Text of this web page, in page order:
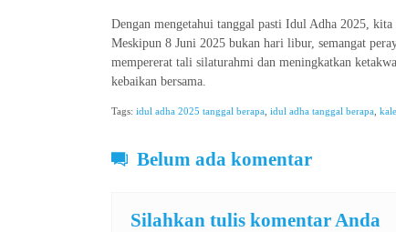
Dengan mengetahui tanggal pasti Idul Adha 2025,
Meskipun 8 Juni 2025 bukan hari libur, semangat
mempererat tali silaturahmi dan meningkatkan
kebaikan bersama.
Tags: idul adha 2025 tanggal berapa idul adha tanggal berapa
Belum ada komentar
Silahkan tulis komentar Anda